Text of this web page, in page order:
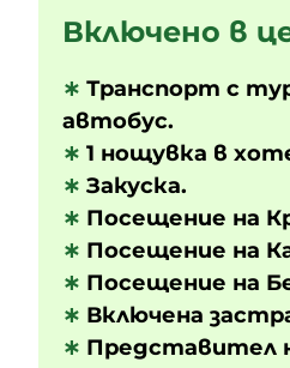
Включено в
∗ Транспорт с
автобус.
∗ 1 нощувка в
∗ Закуска.
∗ Посещение на
∗ Посещение на
∗ Посещение на
∗ Включена
∗ Представител